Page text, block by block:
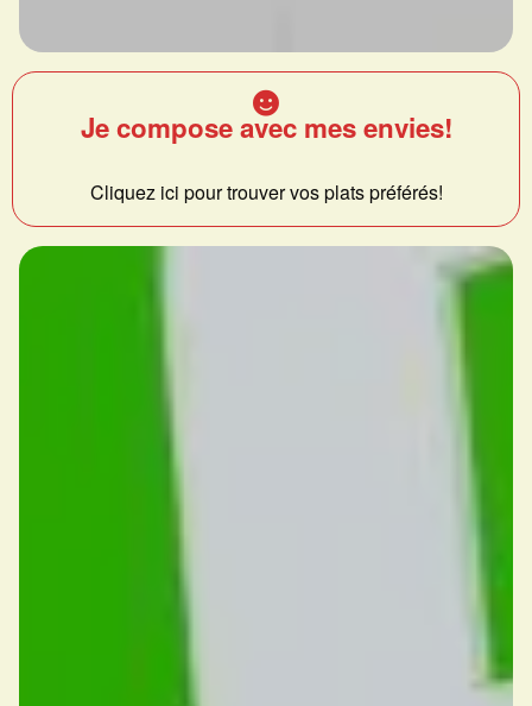
Je compose avec mes envies!
Cliquez ici pour trouver vos plats préférés!